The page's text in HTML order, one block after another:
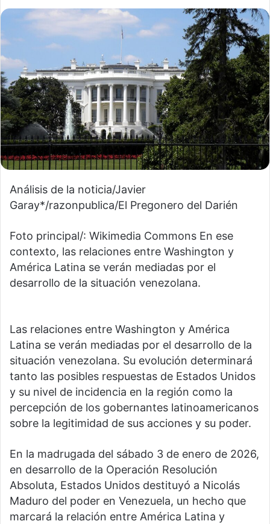
Análisis de la noticia/Javier
Garay*/razonpublica/El Pregonero del Darién
Foto principal/: Wikimedia Commons En ese
contexto, las relaciones entre Washington y
América Latina se verán mediadas por el
desarrollo de la situación venezolana.
Las relaciones entre Washington y América
Latina se verán mediadas por el desarrollo de la
situación venezolana. Su evolución determinará
tanto las posibles respuestas de Estados Unidos
y su nivel de incidencia en la región como la
percepción de los gobernantes latinoamericanos
sobre la legitimidad de sus acciones y su poder.
En la madrugada del sábado 3 de enero de 2026,
en desarrollo de la Operación Resolución
Absoluta, Estados Unidos destituyó a Nicolás
Maduro del poder en Venezuela, un hecho que
marcará la relación entre América Latina y